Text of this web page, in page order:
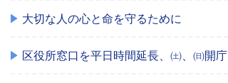
大切な人の心と命を守るために
区役所窓口を平日時間延長、㈯、㈰開庁